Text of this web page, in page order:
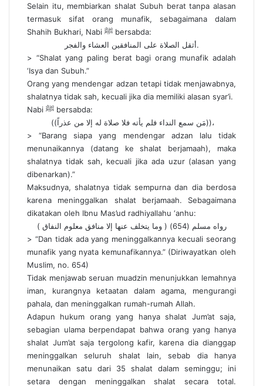
Selain itu, membiarkan shalat Subuh berat tanpa alasan
termasuk sifat orang munafik, sebagaimana dalam
Shahih Bukhari, Nabi ﷺ bersabda:
أثقل الصلاة على المنافقين العشاء والفجر.
> “Shalat yang paling berat bagi orang munafik adalah
‘Isya dan Subuh.”
Orang yang mendengar adzan tetapi tidak menjawabnya,
shalatnya tidak sah, kecuali jika dia memiliki alasan syar’i.
Nabi ﷺ bersabda:
((مَن سمع النداء فلم يأته فلا صلاة له إلا من عذراً))،
> “Barang siapa yang mendengar adzan lalu tidak
menunaikannya (datang ke shalat berjamaah), maka
shalatnya tidak sah, kecuali jika ada uzur (alasan yang
dibenarkan).”
Maksudnya, shalatnya tidak sempurna dan dia berdosa
karena meninggalkan shalat berjamaah. Sebagaimana
dikatakan oleh Ibnu Mas’ud radhiyallahu ‘anhu:
( وما يتخلف عنها إلا منافق معلوم النفاق ) رواه مسلم (654)
> “Dan tidak ada yang meninggalkannya kecuali seorang
munafik yang nyata kemunafikannya.” (Diriwayatkan oleh
Muslim, no. 654)
Tidak menjawab seruan muadzin menunjukkan lemahnya
iman, kurangnya ketaatan dalam agama, mengurangi
pahala, dan meninggalkan rumah-rumah Allah.
Adapun hukum orang yang hanya shalat Jum’at saja,
sebagian ulama berpendapat bahwa orang yang hanya
shalat Jum’at saja tergolong kafir, karena dia dianggap
meninggalkan seluruh shalat lain, sebab dia hanya
menunaikan satu dari 35 shalat dalam seminggu; ini
setara dengan meninggalkan shalat secara total.